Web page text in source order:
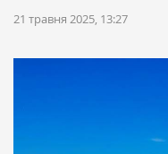
21 травня 2025, 13:27